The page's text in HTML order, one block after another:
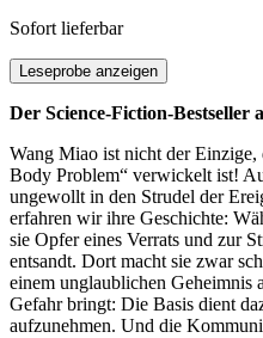
Sofort lieferbar
Leseprobe anzeigen
Der Science-Fiction-Bestseller
Wang Miao ist nicht der Einzige,
Body Problem“ verwickelt ist!
ungewollt in den Strudel der
erfahren wir ihre Geschichte:
sie Opfer eines Verrats und zur
entsandt. Dort macht sie zwar
einem unglaublichen Geheimnis
Gefahr bringt: Die Basis dient
aufzunehmen. Und die